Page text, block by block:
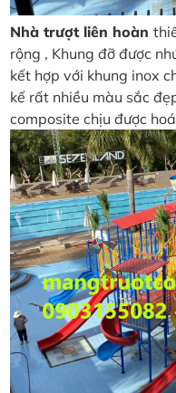
Nhà trượt liên hoàn
rộng , Khung đỡ được
kết hợp với khung inox
kế rất nhiều màu sắc
composite chịu được